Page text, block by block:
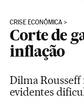
CRISE ECONÔMICA
Corte de
inflação
Dilma
evidentes